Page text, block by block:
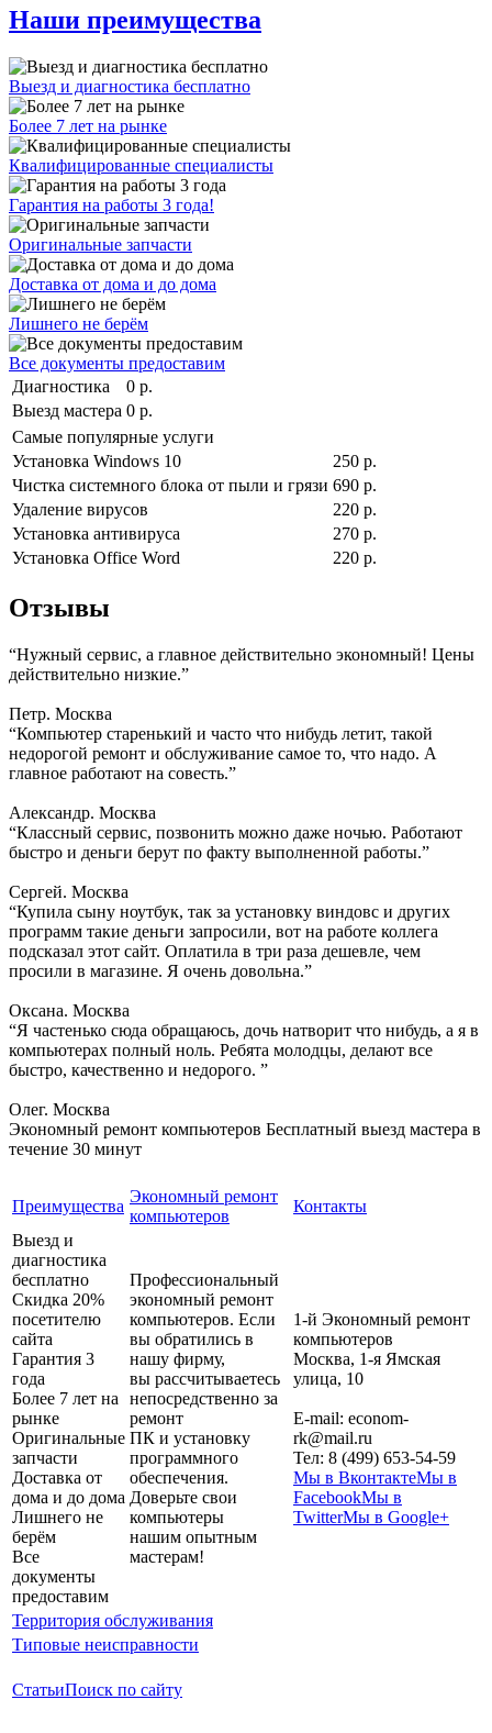
Наши преимущества
Выезд и диагностика бесплатно
Более 7 лет на рынке
Квалифицированные специалисты
Гарантия на работы 3 года!
Оригинальные запчасти
Доставка от дома и до дома
Лишнего не берём
Все документы предоставим
Диагностика
0 р.
Выезд мастера 0 р.
Самые популярные услуги
Установка Windows 10
250 р.
Чистка системного блока от пыли и грязи 690 р.
Удаление вирусов
220 р.
Установка антивируса
270 р.
Установка Office Word
220 р.
Отзывы
“Нужный сервис, а главное действительно экономный! Цены
действительно низкие.”
Петр. Москва
“Компьютер старенький и часто что нибудь летит, такой
недорогой ремонт и обслуживание самое то, что надо. А
главное работают на совесть.”
Александр. Москва
“Классный сервис, позвонить можно даже ночью. Работают
быстро и деньги берут по факту выполненной работы.”
Сергей. Москва
“Купила сыну ноутбук, так за установку виндовс и других
программ такие деньги запросили, вот на работе коллега
подсказал этот сайт. Оплатила в три раза дешевле, чем
просили в магазине. Я очень довольна.”
Оксана. Москва
“Я частенько сюда обращаюсь, дочь натворит что нибудь, а я в
компьютерах полный ноль. Ребята молодцы, делают все
быстро, качественно и недорого. ”
Олег. Москва
Экономный ремонт компьютеров Бесплатный выезд мастера в
течение 30 минут
Преимущества
Экономный ремонт
компьютеров
Контакты
Выезд и
диагностика
бесплатно
Скидка 20%
посетителю
сайта
Гарантия 3
года
Более 7 лет на
рынке
Оригинальные
запчасти
Доставка от
дома и до дома
Лишнего не
берём
Все
документы
предоставим
Профессиональный
экономный ремонт
компьютеров. Если
вы обратились в
нашу фирму,
вы рассчитываетесь
непосредственно за
ремонт
ПК и установку
программного
обеспечения.
Доверьте свои
компьютеры
нашим опытным
мастерам!
1-й Экономный ремонт
компьютеров
Москва, 1-я Ямская
улица, 10
E-mail: econom-
rk@mail.ru
Тел: 8 (499) 653-54-59
Мы в ВконтактеМы в
FacebookМы в
TwitterМы в Google+
Территория обслуживания
Типовые неисправности
СтатьиПоиск по сайту